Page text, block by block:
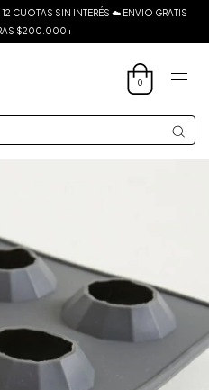
CUOTAS SIN INTERÉS ☁️ ENVIO GRATIS
$200.000+
0